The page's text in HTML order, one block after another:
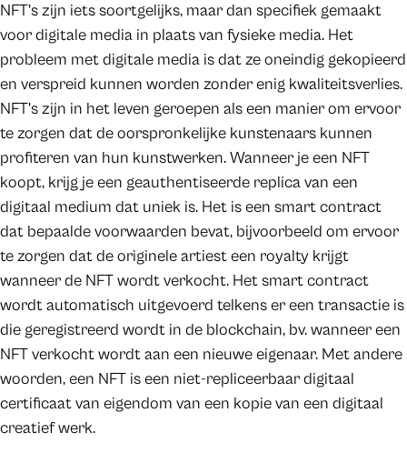
NFT's zijn iets soortgelijks, maar dan specifiek gemaakt
voor digitale media in plaats van fysieke media. Het
probleem met digitale media is dat ze oneindig gekopieerd
en verspreid kunnen worden zonder enig kwaliteitsverlies.
NFT's zijn in het leven geroepen als een manier om ervoor
te zorgen dat de oorspronkelijke kunstenaars kunnen
profiteren van hun kunstwerken. Wanneer je een NFT
koopt, krijg je een geauthentiseerde replica van een
digitaal medium dat uniek is. Het is een smart contract
dat bepaalde voorwaarden bevat, bijvoorbeeld om ervoor
te zorgen dat de originele artiest een royalty krijgt
wanneer de NFT wordt verkocht. Het smart contract
wordt automatisch uitgevoerd telkens er een transactie is
die geregistreerd wordt in de blockchain, bv. wanneer een
NFT verkocht wordt aan een nieuwe eigenaar. Met andere
woorden, een NFT is een niet-repliceerbaar digitaal
certificaat van eigendom van een kopie van een digitaal
creatief werk.